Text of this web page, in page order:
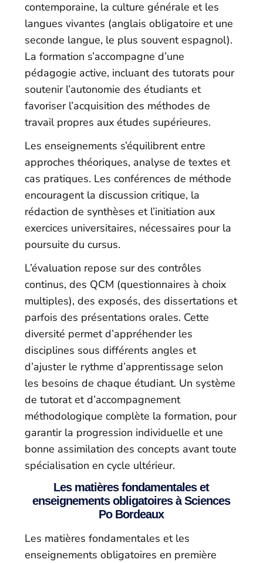
contemporaine, la culture générale et les
langues vivantes (anglais obligatoire et une
seconde langue, le plus souvent espagnol).
La formation s’accompagne d’une
pédagogie active, incluant des tutorats pour
soutenir l’autonomie des étudiants et
favoriser l’acquisition des méthodes de
travail propres aux études supérieures.
Les enseignements s’équilibrent entre
approches théoriques, analyse de textes et
cas pratiques. Les conférences de méthode
encouragent la discussion critique, la
rédaction de synthèses et l’initiation aux
exercices universitaires, nécessaires pour la
poursuite du cursus.
L’évaluation repose sur des contrôles
continus, des QCM (questionnaires à choix
multiples), des exposés, des dissertations et
parfois des présentations orales. Cette
diversité permet d’appréhender les
disciplines sous différents angles et
d’ajuster le rythme d’apprentissage selon
les besoins de chaque étudiant. Un système
de tutorat et d’accompagnement
méthodologique complète la formation, pour
garantir la progression individuelle et une
bonne assimilation des concepts avant toute
spécialisation en cycle ultérieur.
Les matières fondamentales et
enseignements obligatoires à Sciences
Po Bordeaux
Les matières fondamentales et les
enseignements obligatoires en première